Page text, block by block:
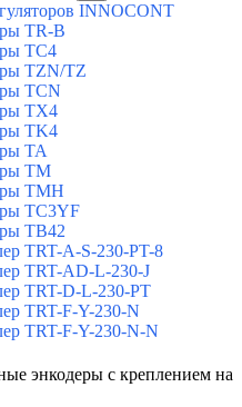
INNOCONT
TR-B
TC4
TZN/TZ
TCN
TX4
TK4
TA
TM
TMH
TC3YF
TB42
TRT-A-S-230-PT-8
TRT-AD-L-230-J
TRT-D-L-230-PT
TRT-F-Y-230-N
TRT-F-Y-230-N-N
энкодеры с креплением на